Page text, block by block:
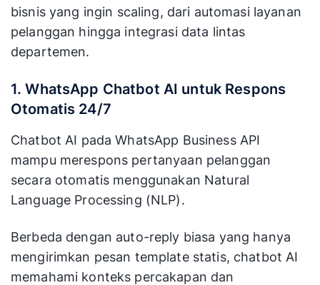
bisnis yang ingin scaling, dari automasi layanan
pelanggan hingga integrasi data lintas
departemen.
1. WhatsApp Chatbot AI untuk Respons
Otomatis 24/7
Chatbot AI pada WhatsApp Business API
mampu merespons pertanyaan pelanggan
secara otomatis menggunakan Natural
Language Processing (NLP).
Berbeda dengan auto-reply biasa yang hanya
mengirimkan pesan template statis, chatbot AI
memahami konteks percakapan dan